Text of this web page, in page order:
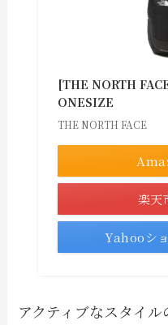
[THE NORTH
ONESIZE
THE NORTH FACE
楽天
Yahooシ
アクティブなスタイ